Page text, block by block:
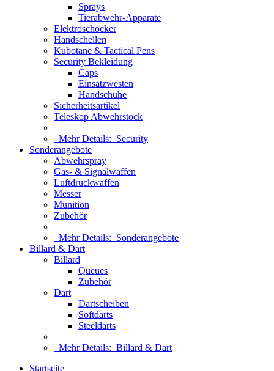
Sprays
Tierabwehr-Apparate
Elektroschocker
Handschellen
Kubotane & Tactical Pens
Security Bekleidung
Caps
Einsatzwesten
Handschuhe
Sicherheitsartikel
Teleskop Abwehrstock
Mehr Details: Security
Sonderangebote
Abwehrspray
Gas- & Signalwaffen
Luftdruckwaffen
Messer
Munition
Zubehör
Mehr Details: Sonderangebote
Billard & Dart
Billard
Queues
Zubehör
Dart
Dartscheiben
Softdarts
Steeldarts
Mehr Details: Billard & Dart
Startseite